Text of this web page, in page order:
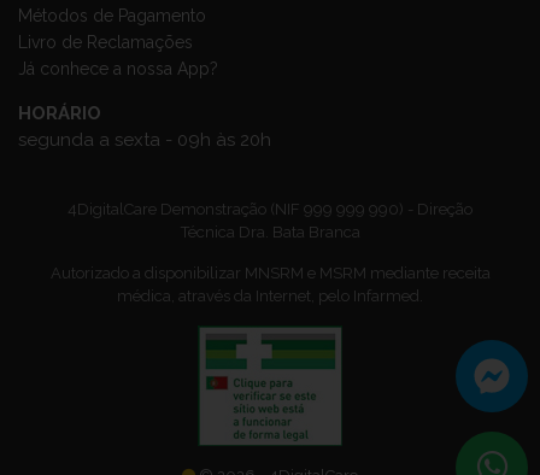
Métodos de Pagamento
Livro de Reclamações
Já conhece a nossa App?
HORÁRIO
segunda a sexta - 09h às 20h
4DigitalCare Demonstração (NIF 999 999 990) - Direção
Técnica Dra. Bata Branca
Autorizado a disponibilizar MNSRM e MSRM mediante receita
médica, através da Internet, pelo Infarmed.